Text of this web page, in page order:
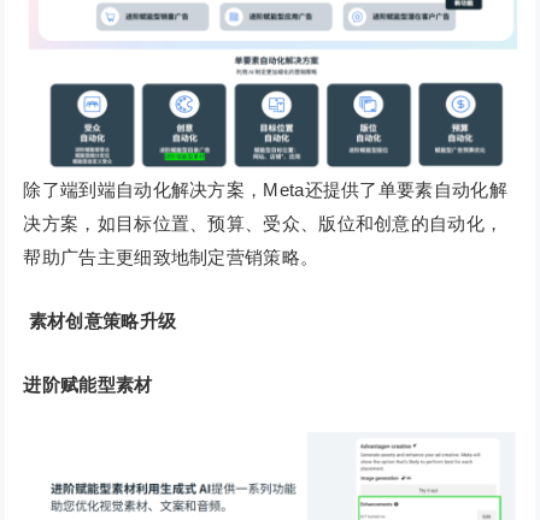
除了端到端自动化解决方案，Meta还提供了单要素自动化解
决方案，如目标位置、预算、受众、版位和创意的自动化，
帮助广告主更细致地制定营销策略。
素材创意策略升级
进阶赋能型素材